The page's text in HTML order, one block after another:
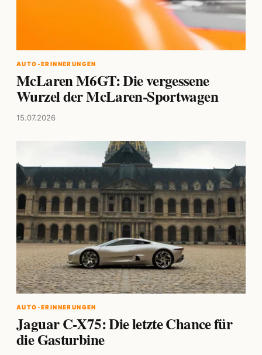
AUTO-ERINNERUNGEN
McLaren M6GT: Die vergessene
Wurzel der McLaren-Sportwagen
15.07.2026
AUTO-ERINNERUNGEN
Jaguar C-X75: Die letzte Chance für
die Gasturbine